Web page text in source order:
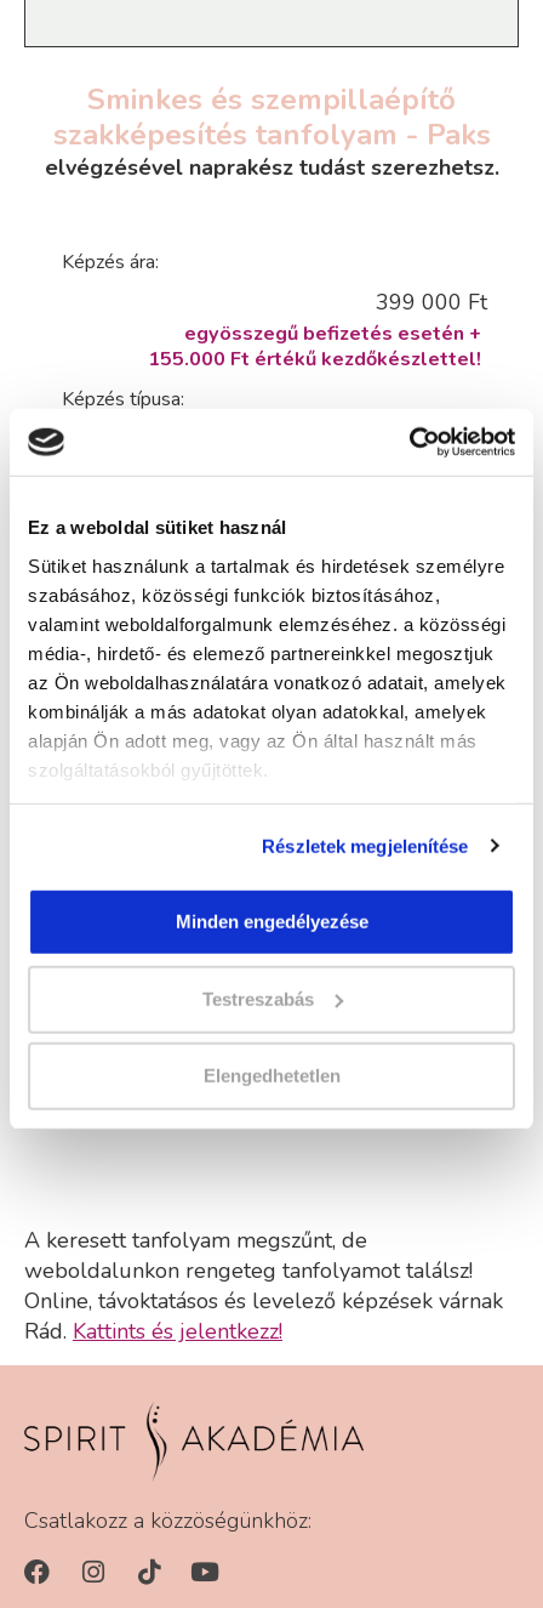
Ez a weboldal sütiket használ
Sütiket használunk a tartalmak és hirdetések személyre
szabásához, közösségi funkciók biztosításához,
valamint weboldalforgalmunk elemzéséhez. a közösségi
média-, hirdető- és elemező partnereinkkel megosztjuk
az Ön weboldalhasználatára vonatkozó adatait, amelyek
kombinálják a más adatokat olyan adatokkal, amelyek
alapján Ön adott meg, vagy az Ön által használt más
szolgáltatásokból gyűjtöttek.
Részletek megjelenítése
Minden engedélyezése
Testreszabás
Elengedhetetlen
Sminkes és szempillaépítő
szakképesítés tanfolyam - Paks
elvégzésével naprakész tudást szerezhetsz.
Képzés ára:
399 000 Ft
egyösszegű befizetés esetén +
155.000 Ft értékű kezdőkészlettel!
Képzés típusa:
Szakképesítés
Szükséges iskolai végzettség:
középfokú iskolai végzettség (érettségi)
Kiválasztott város:
Küldd el érdeklődésed
Sminkes és szempillaépítő
a lenti adatlap kitöltésével
és elküldjük részletes
tájékoztatónkat.
A keresett tanfolyam megszűnt, de
weboldalunkon rengeteg tanfolyamot találsz!
Online, távoktatásos és levelező képzések várnak
Rád. Kattints és jelentkezz!
Csatlakozz a közzöségünkhöz: